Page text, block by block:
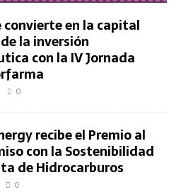
convierte en la capital
la inversión
con la IV Jornada
0
recibe el Premio al
con la Sostenibilidad
de Hidrocarburos
0